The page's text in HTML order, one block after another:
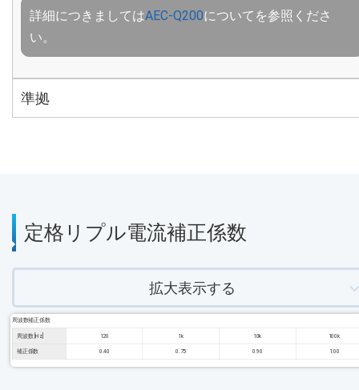
詳細につきましてはAEC-Q200についてを参照くださ
い。
準拠
定格リプル電流補正係数
拡大表示する
周波数補正係数
周波数 [Hz] 120 1k 10k 100k
補正係数 0.40 0.75 0.90 1.00